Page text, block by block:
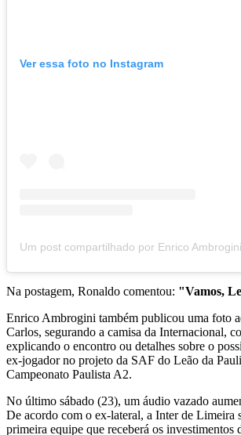
Ver essa foto no Instagram
Na postagem, Ronaldo comentou: "Vamos,
Enrico Ambrogini também publicou uma foto
Carlos, segurando a camisa da Internacional,
explicando o encontro ou detalhes sobre o
ex-jogador no projeto da SAF do Leão da
Campeonato Paulista A2.
No último sábado (23), um áudio vazado
De acordo com o ex-lateral, a Inter de Limeira
primeira equipe que receberá os investimentos